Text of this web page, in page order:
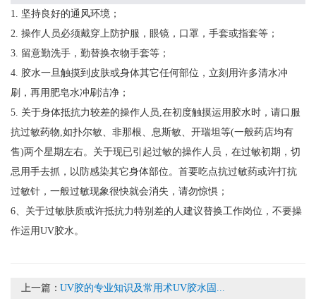
1. 坚持良好的通风环境；
2. 操作人员必须戴穿上防护服，眼镜，口罩，手套或指套等；
3. 留意勤洗手，勤替换衣物手套等；
4. 胶水一旦触摸到皮肤或身体其它任何部位，立刻用许多清水冲
刷，再用肥皂水冲刷洁净；
5. 关于身体抵抗力较差的操作人员,在初度触摸运用胶水时，请口服
抗过敏药物,如扑尔敏、非那根、息斯敏、开瑞坦等(一般药店均有
售)两个星期左右。关于现已引起过敏的操作人员，在过敏初期，切
忌用手去抓，以防感染其它身体部位。首要吃点抗过敏药或许打抗
过敏针，一般过敏现象很快就会消失，请勿惊惧；
6、关于过敏肤质或许抵抗力特别差的人建议替换工作岗位，不要操
作运用UV胶水。
上一篇：UV胶的专业知识及常用术UV胶水固...